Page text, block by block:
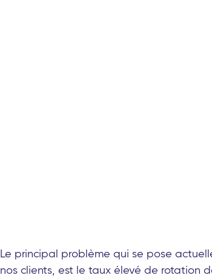
Le principal problème qui se pose
nos clients, est le taux élevé de rotation